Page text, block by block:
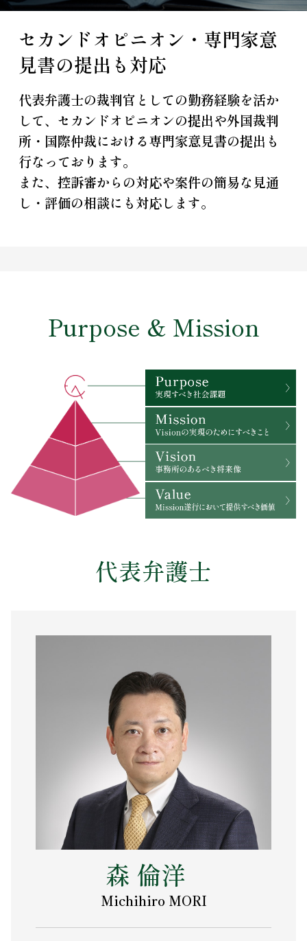
セカンドオピニオン・専門家意
見書の提出も対応
代表弁護士の裁判官としての勤務経験を活か
して、セカンドオピニオンの提出や外国裁判
所・国際仲裁における専門家意見書の提出も
行なっております。
また、控訴審からの対応や案件の簡易な見通
し・評価の相談にも対応します。
Purpose & Mission
代表弁護士
森 倫洋
Michihiro MORI